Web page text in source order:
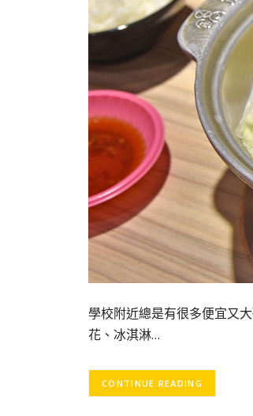
學校附近總是有很多便宜又
花、冰淇淋…
CONTINUE READING